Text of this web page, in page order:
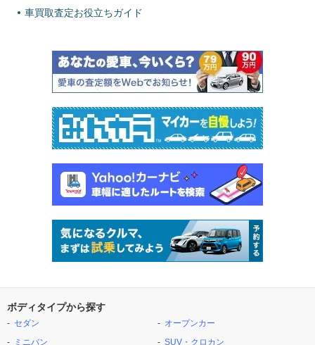
車買取査定お役立ちガイド
ボディタイプから探す
セダン
ミニバン
オープンカー
SUV・クロカン